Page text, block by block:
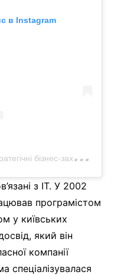
в Instagram
Д
опис, поширений KA Group | Стратегічні бізнес-заходи | Київ (@ka_group_events)
з IT. У 2002
програмістом
у київських
який він
компанії
спеціалізувалася